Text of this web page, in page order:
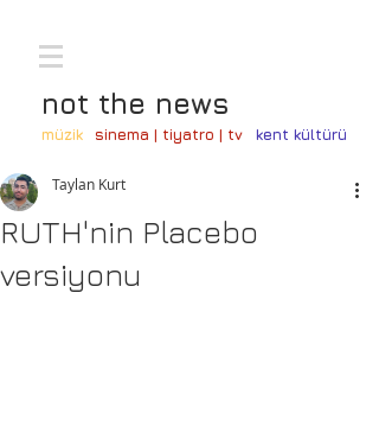
not the news
müzik sinema | tiyatro | tv kent kültürü
RUTH'nin Placebo
versiyonu
Taylan Kurt